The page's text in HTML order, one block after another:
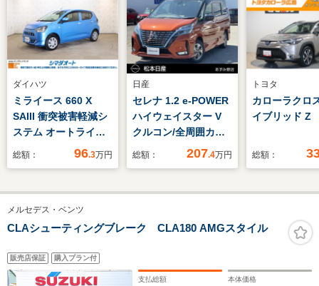
ダイハツ
ミライース 660 X
SAIII 衝突被害軽減シ
ステム オートライ
ト ドライブレコーダ
LEDヘッドランプ ア
イドリングストップ
CVT ESC CD ミ
接続
総額： 96.3万円
日産
セレナ 1.2 e-POWER
ハイウェイスター V
クルコン/全周囲カメ
ラ/ドラレコ/ETC/純正
両側電動スライド/純
パックA
総額： 207.4万円
トヨタ
カローラクロ
イブリッド Z
総額：
メルセデス・ベンツ
CLAシューティングブレーク CLA180 AMGスタイル
販売店保証 購入プラン付
支払総額 本体価格